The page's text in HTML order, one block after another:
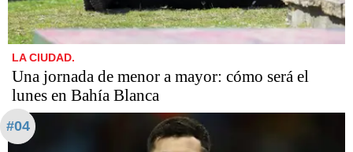
LA CIUDAD.
Una jornada de menor a mayor: cómo será el
lunes en Bahía Blanca
#04